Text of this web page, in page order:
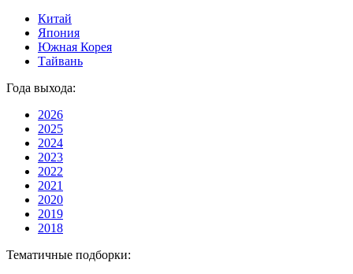
Китай
Япония
Южная Корея
Тайвань
Года выхода:
2026
2025
2024
2023
2022
2021
2020
2019
2018
Тематичные подборки: